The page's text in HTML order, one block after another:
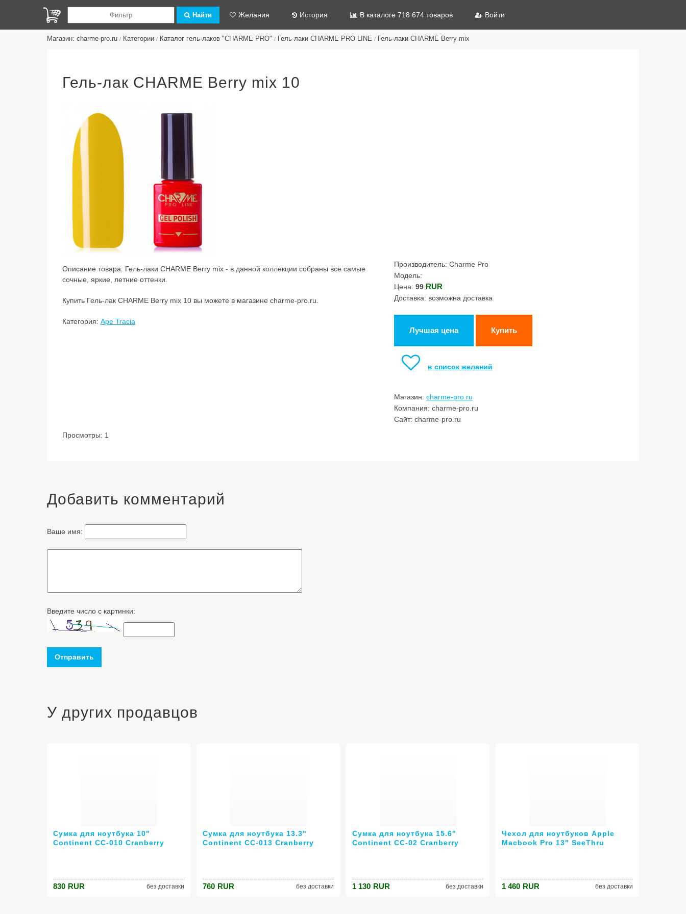
Найти Желания История В каталоге 718 674 товаров Войти
Магазин: charme-pro.ru / Категории / Каталог гель-лаков "CHARME PRO" / Гель-лаки CHARME PRO LINE / Гель-лаки CHARME Berry mix
Гель-лак CHARME Berry mix 10
Описание товара: Гель-лаки CHARME Berry mix - в данной коллекции собраны все самые
сочные, яркие, летние оттенки.
Купить Гель-лак CHARME Berry mix 10 вы можете в магазине charme-pro.ru.
Категория: Ape Tracia
Производитель: Charme Pro
Модель:
Цена: 99 RUR
Доставка: возможна доставка
Лучшая цена Купить
в список желаний
Магазин: charme-pro.ru
Компания: charme-pro.ru
Сайт: charme-pro.ru
Просмотры: 1
Добавить комментарий
Ваше имя:
Введите число с картинки:
Отправить
У других продавцов
Сумка для ноутбука 10"
Continent CC-010 Cranberry
830 RUR без доставки
Сумка для ноутбука 13.3"
Continent CC-013 Cranberry
760 RUR без доставки
Сумка для ноутбука 15.6"
Continent CC-02 Cranberry
1 130 RUR без доставки
Чехол для ноутбуков Apple
Macbook Pro 13" SeeThru
1 460 RUR без доставки